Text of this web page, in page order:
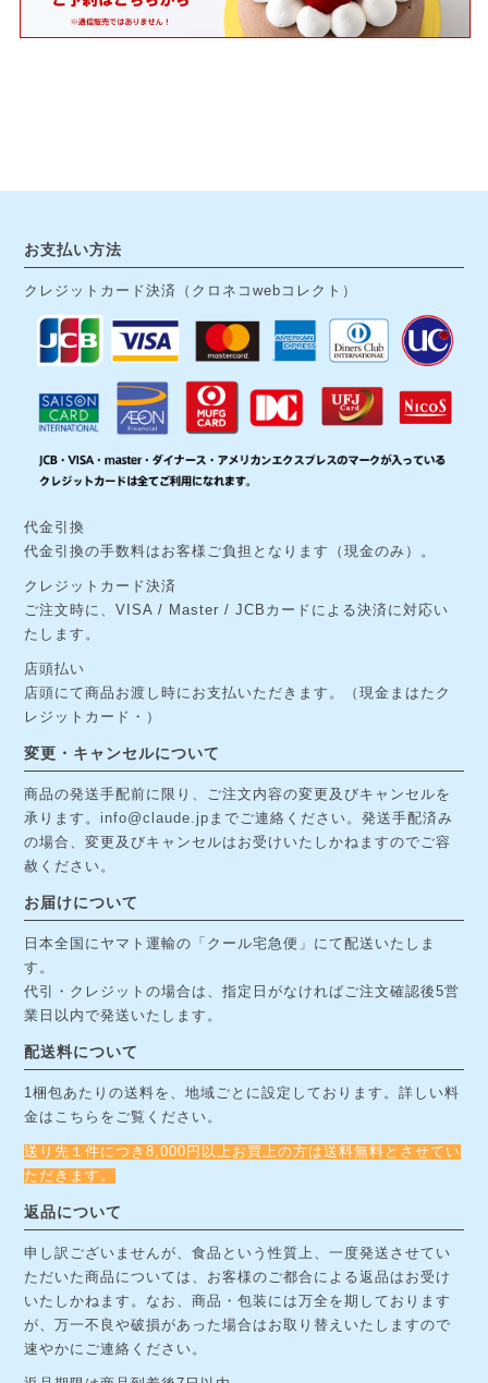
お支払い方法
クレジットカード決済（クロネコwebコレクト）
代金引換
代金引換の手数料はお客様ご負担となります（現金のみ）。
クレジットカード決済
ご注文時に、VISA / Master / JCBカードによる決済に対応い
たします。
店頭払い
店頭にて商品お渡し時にお支払いただきます。（現金まはたク
レジットカード・）
変更・キャンセルについて
商品の発送手配前に限り、ご注文内容の変更及びキャンセルを
承ります。 info@claude.jp までご連絡ください。発送手配済み
の場合、変更及びキャンセルはお受けいたしかねますのでご容
赦ください。
お届けについて
日本全国にヤマト運輸の「クール宅急便」にて配送いたしま
す。
代引・クレジットの場合は、指定日がなければご注文確認後5営
業日以内で発送いたします。
配送料について
1梱包あたりの送料を、地域ごとに設定しております。詳しい料
金は こちら をご覧ください。
送り先１件につき8,000円以上お買上の方は送料無料とさせてい
ただきます。
返品について
申し訳ございませんが、食品という性質上、一度発送させてい
ただいた商品については、お客様のご都合による返品はお受け
いたしかねます。なお、商品・包装には万全を期しております
が、万一不良や破損があった場合はお取り替えいたしますので
速やかにご連絡ください。